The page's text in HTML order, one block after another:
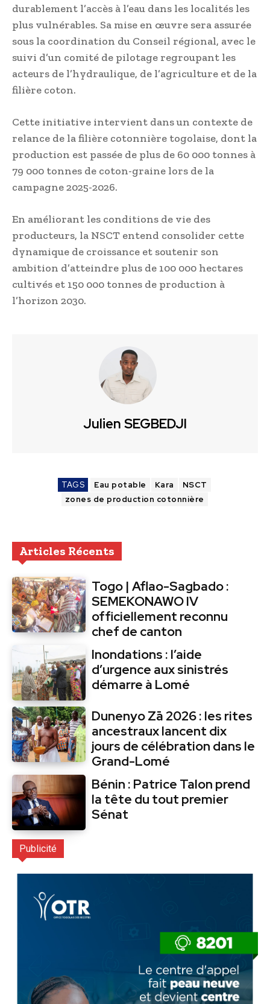
durablement l’accès à l’eau dans les localités les
plus vulnérables. Sa mise en œuvre sera assurée
sous la coordination du Conseil régional, avec le
suivi d’un comité de pilotage regroupant les
acteurs de l’hydraulique, de l’agriculture et de la
filière coton.
Cette initiative intervient dans un contexte de
relance de la filière cotonnière togolaise, dont la
production est passée de plus de 60 000 tonnes à
79 000 tonnes de coton-graine lors de la
campagne 2025-2026.
En améliorant les conditions de vie des
producteurs, la NSCT entend consolider cette
dynamique de croissance et soutenir son
ambition d’atteindre plus de 100 000 hectares
cultivés et 150 000 tonnes de production à
l’horizon 2030.
Julien SEGBEDJI
TAGS Eau potable Kara
NSCT
zones de production cotonnière
Articles Récents
Togo | Aflao-Sagbado :
SEMEKONAWO IV
officiellement reconnu
chef de canton
Inondations : l’aide
d’urgence aux sinistrés
démarre à Lomé
Dunenyo Zā 2026 : les rites
ancestraux lancent dix
jours de célébration dans le
Grand-Lomé
Bénin : Patrice Talon prend
la tête du tout premier
Sénat
Publicité